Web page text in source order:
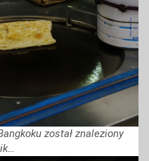
został znaleziony